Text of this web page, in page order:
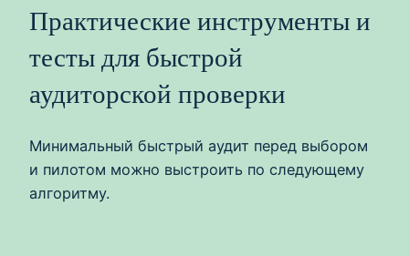
Практические инструменты и
тесты для быстрой
аудиторской проверки
Минимальный быстрый аудит перед выбором
и пилотом можно выстроить по следующему
алгоритму.